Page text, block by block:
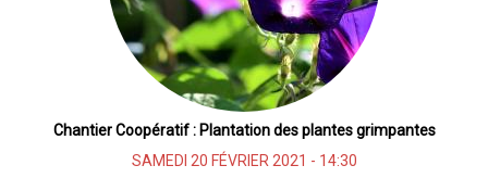
Chantier Coopératif : Plantation des plantes grimpantes
SAMEDI 20 FÉVRIER 2021 - 14:30